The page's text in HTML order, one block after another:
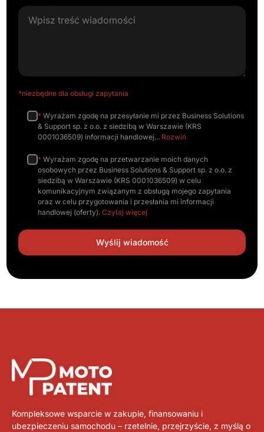
*niezbędne dla obsługi zapytania
* Wyrażam zgodę na przesyłanie mi przez Business Solutions
& Support sp. z o.o. z siedzibą w Warszawie (KRS
0001036509) informacji handlowej
Rozwiń
* Wyrażam zgodę na przetwarzanie moich danych
osobowych przez Business Solutions & Support sp. z o.o. z
siedzibą w Warszawie (KRS 0001036509) w celu
komunikacyjnym związanym z obsługą mojego zapytania
oraz w celu przygotowania i przesłania mi informacji
handlowej (oferty).Czytaj więcej
Kompleksowe wsparcie w zakupie, finansowaniu i
ubezpieczeniu samochodu – rzetelnie, przejrzyście, z myślą o